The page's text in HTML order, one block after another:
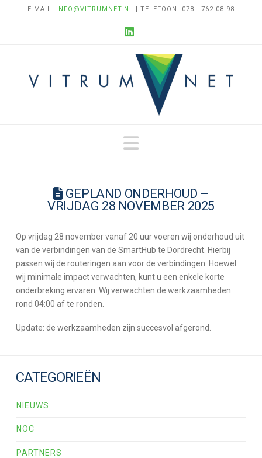
E-MAIL: INFO@VITRUMNET.NL | TELEFOON: 078 - 762 08 98
Navigation
GEPLAND ONDERHOUD –
VRIJDAG 28 NOVEMBER 2025
Op vrijdag 28 november vanaf 20 uur voeren wij onderhoud uit
van de verbindingen van de SmartHub te Dordrecht. Hierbij
passen wij de routeringen aan voor de verbindingen. Hoewel
wij minimale impact verwachten, kunt u een enkele korte
onderbreking ervaren. Wij verwachten de werkzaamheden
rond 04:00 af te ronden.
Update: de werkzaamheden zijn succesvol afgerond.
CATEGORIEËN
NIEUWS
NOC
PARTNERS